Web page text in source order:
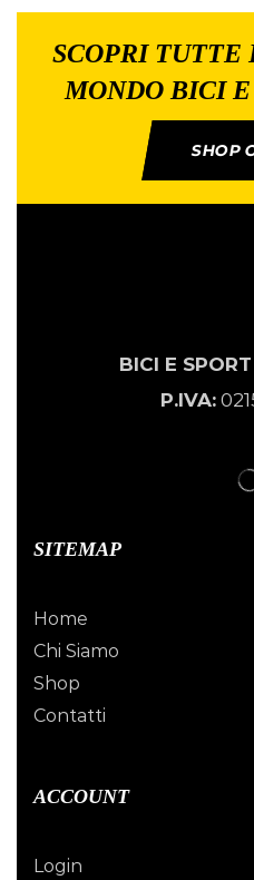
SCOPRI TUTTE
MONDO BICI E
SHOP
BICI E SPORT
P.IVA:
SITEMAP
Home
Chi Siamo
Shop
Contatti
ACCOUNT
Login